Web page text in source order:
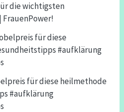
die wichtigsten
für diese
#aufklärung
für diese heilmethode
#aufklärung